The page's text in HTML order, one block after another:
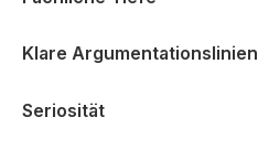
Klare Argumentationslinien
Seriosität